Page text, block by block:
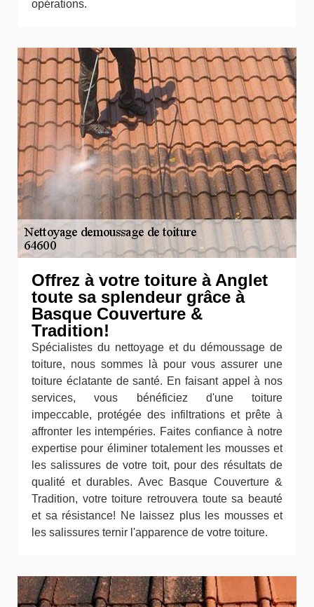
opérations.
Offrez à votre toiture à Anglet
toute sa splendeur grâce à
Basque Couverture &
Tradition!
Spécialistes du nettoyage et du démoussage de
toiture, nous sommes là pour vous assurer une
toiture éclatante de santé. En faisant appel à nos
services, vous bénéficiez d'une toiture
impeccable, protégée des infiltrations et prête à
affronter les intempéries. Faites confiance à notre
expertise pour éliminer totalement les mousses et
les salissures de votre toit, pour des résultats de
qualité et durables. Avec Basque Couverture &
Tradition, votre toiture retrouvera toute sa beauté
et sa résistance! Ne laissez plus les mousses et
les salissures ternir l'apparence de votre toiture.